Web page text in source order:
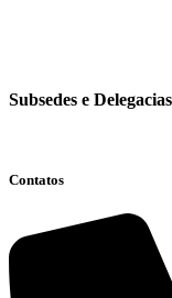
Subsedes e Delegacias
Contatos